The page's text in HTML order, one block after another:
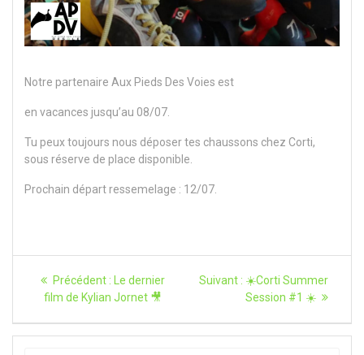
Notre partenaire Aux Pieds Des Voies est
en vacances jusqu’au 08/07.
Tu peux toujours nous déposer tes chaussons chez Corti,
sous réserve de place disponible.
Prochain départ ressemelage : 12/07.
Navigation
l’article
Précédent : Article
précédent
Le dernier
film de Kylian Jornet 🎥
Suivant : Article
suivant
☀️Corti Summer
Session #1 ☀️